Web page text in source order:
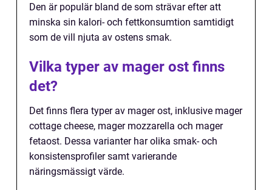
Den är populär bland de som strävar efter att
minska sin kalori- och fettkonsumtion samtidigt
som de vill njuta av ostens smak.
Vilka typer av mager ost finns
det?
Det finns flera typer av mager ost, inklusive mager
cottage cheese, mager mozzarella och mager
fetaost. Dessa varianter har olika smak- och
konsistensprofiler samt varierande
näringsmässigt värde.